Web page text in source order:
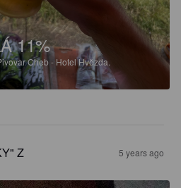
11%
Cheb - Hotel Hvězda.
Z 5 years ago